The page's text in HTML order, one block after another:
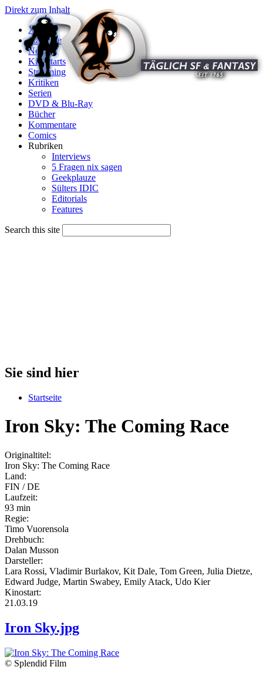
Direkt zum Inhalt
X
Startseite
News
Kinostarts
Streaming
Kritiken
Serien
DVD & Blu-Ray
Bücher
Kommentare
Comics
Rubriken
Interviews
5 Fragen nix sagen
Geekplauze
Sülters IDIC
Editorials
Features
Search this site
Sie sind hier
Startseite
Iron Sky: The Coming Race
Originaltitel:
Iron Sky: The Coming Race
Land:
FIN / DE
Laufzeit:
93 min
Regie:
Timo Vuorensola
Drehbuch:
Dalan Musson
Darsteller:
Lara Rossi, Vladimir Burlakov, Kit Dale, Tom Green, Julia Dietze,
Edward Judge, Martin Swabey, Emily Atack, Udo Kier
Kinostart:
21.03.19
Iron Sky.jpg
© Splendid Film